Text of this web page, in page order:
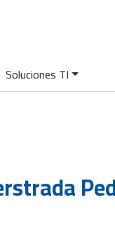
Soluciones TI